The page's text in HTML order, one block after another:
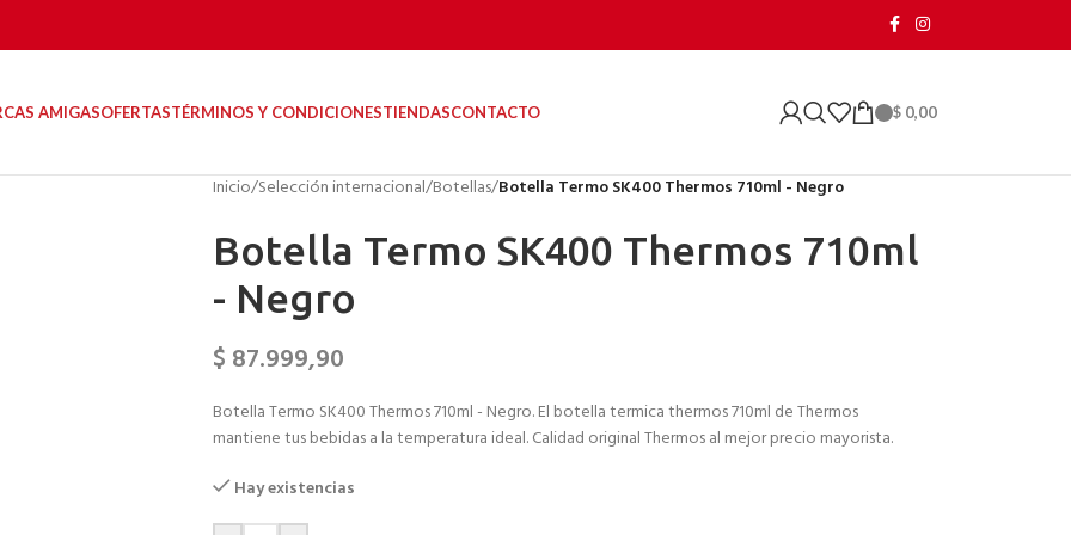
AMIGASOFERTASTÉRMINOS Y CONDICIONESTIENDASCONTACTO $ 0,00
Inicio/Selección internacional/Botellas/Botella Termo SK400 Thermos 710ml - Negro
Botella Termo SK400 Thermos 710ml
- Negro
$ 87.999,90
Botella Termo SK400 Thermos 710ml - Negro. El botella termica thermos 710ml de Thermos
mantiene tus bebidas a la temperatura ideal. Calidad original Thermos al mejor precio mayorista.
Hay existencias